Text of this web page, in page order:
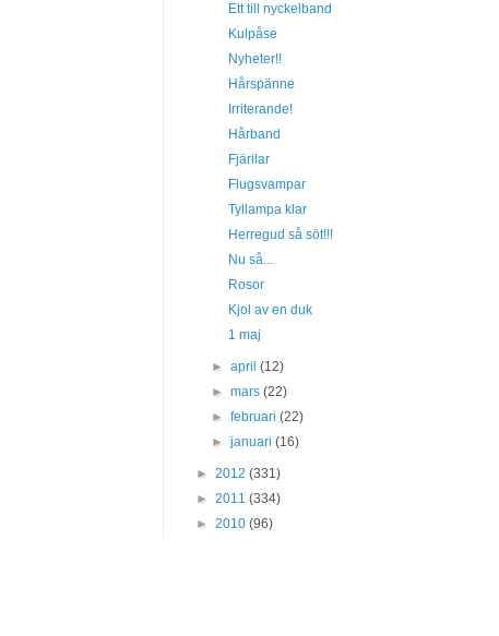
Ett till nyckelband
Kulpåse
Nyheter!!
Hårspänne
Irriterande!
Hårband
Fjärilar
Flugsvampar
Tyllampa klar
Herregud så söt!!!
Nu så...
Rosor
Kjol av en duk
1 maj
►april(12)
►mars(22)
►februari(22)
►januari(16)
► 2012 (331)
► 2011 (334)
► 2010 (96)